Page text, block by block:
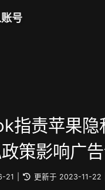
号
指责苹果隐
策影响广
21 更新于 2023-11-22